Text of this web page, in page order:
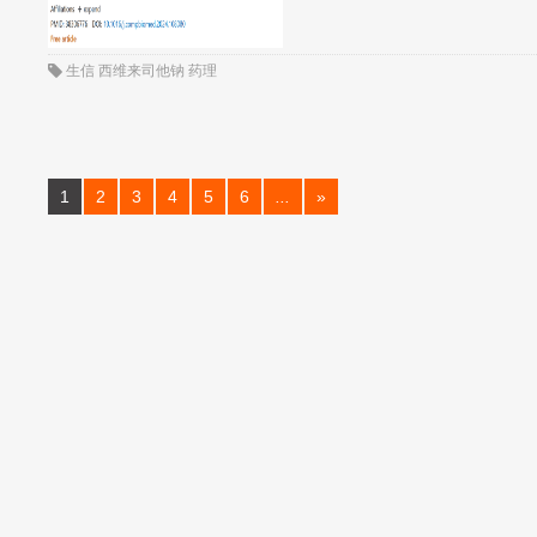
生信西维来司他钠药理
1 2 3 4 5 6 »